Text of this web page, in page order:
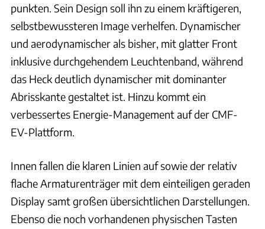
punkten. Sein Design soll ihn zu einem kräftigeren,
selbstbewussteren Image verhelfen. Dynamischer
und aerodynamischer als bisher, mit glatter Front
inklusive durchgehendem Leuchtenband, während
das Heck deutlich dynamischer mit dominanter
Abrisskante gestaltet ist. Hinzu kommt ein
verbessertes Energie-Management auf der CMF-
EV-Plattform.
Innen fallen die klaren Linien auf sowie der relativ
flache Armaturenträger mit dem einteiligen geraden
Display samt großen übersichtlichen Darstellungen.
Ebenso die noch vorhandenen physischen Tasten